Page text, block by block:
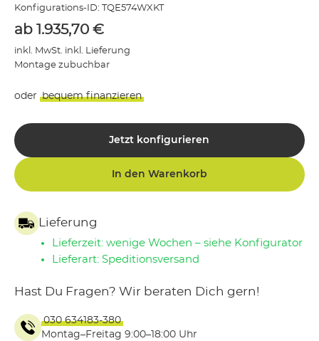
Konfigurations-ID: TQE574WXKT
ab 1.935,70 €
inkl. MwSt. inkl. Lieferung
Montage zubuchbar
oder bequem finanzieren
Jetzt konfigurieren
In den Warenkorb
Lieferung
Lieferzeit: wenige Wochen – siehe Konfigurator
Lieferart: Speditionsversand
Hast Du Fragen? Wir beraten Dich gern!
030 634183-380
Montag–Freitag 9:00–18:00 Uhr